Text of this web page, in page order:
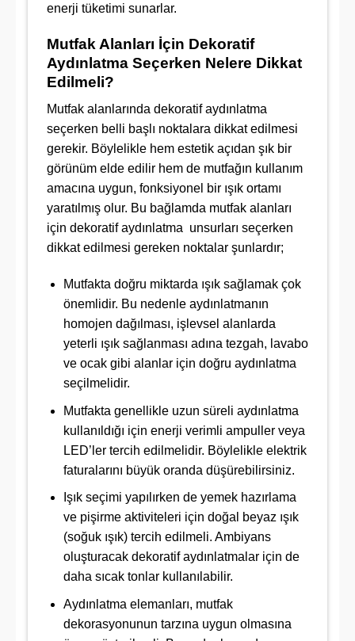
enerji tüketimi sunarlar.
Mutfak Alanları İçin Dekoratif
Aydınlatma Seçerken Nelere Dikkat
Edilmeli?
Mutfak alanlarında dekoratif aydınlatma
seçerken belli başlı noktalara dikkat edilmesi
gerekir. Böylelikle hem estetik açıdan şık bir
görünüm elde edilir hem de mutfağın kullanım
amacına uygun, fonksiyonel bir ışık ortamı
yaratılmış olur. Bu bağlamda mutfak alanları
için dekoratif aydınlatma unsurları seçerken
dikkat edilmesi gereken noktalar şunlardır;
Mutfakta doğru miktarda ışık sağlamak çok
önemlidir. Bu nedenle aydınlatmanın
homojen dağılması, işlevsel alanlarda
yeterli ışık sağlanması adına tezgah, lavabo
ve ocak gibi alanlar için doğru aydınlatma
seçilmelidir.
Mutfakta genellikle uzun süreli aydınlatma
kullanıldığı için enerji verimli ampuller veya
LED’ler tercih edilmelidir. Böylelikle elektrik
faturalarını büyük oranda düşürebilirsiniz.
Işık seçimi yapılırken de yemek hazırlama
ve pişirme aktiviteleri için doğal beyaz ışık
(soğuk ışık) tercih edilmeli. Ambiyans
oluşturacak dekoratif aydınlatmalar için de
daha sıcak tonlar kullanılabilir.
Aydınlatma elemanları, mutfak
dekorasyonunun tarzına uygun olmasına